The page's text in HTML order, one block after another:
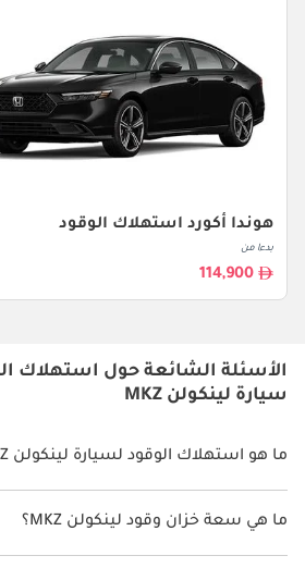
هوندا أكورد استهلاك الوقود
بدءا من
114,900
الأسئلة الشائعة حول استهلاك
سيارة لينكولن MKZ
ما هو استهلاك الوقود لسيارة لينكولن MKZ؟
يتراوح استهلاك الوقود لسيارة لينكولن MKZ بين 13.9 كم/ليتر.
ما هي سعة خزان وقود لينكولن MKZ؟
سعة خزان وقود لينكولن MKZ 62.5 ليتر.